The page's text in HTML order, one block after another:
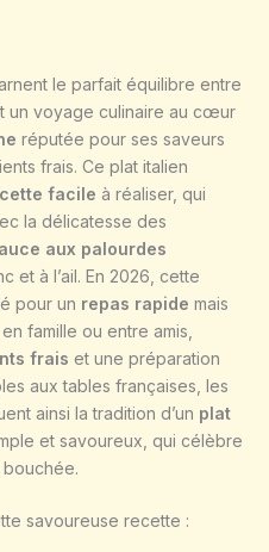
le parfait équilibre entre
un voyage culinaire au cœur
réputée pour ses saveurs
frais. Ce plat italien
facile à réaliser, qui
la délicatesse des
aux palourdes
et à l’ail. En 2026, cette
pour un repas rapide mais
famille ou entre amis,
frais et une préparation
aux tables françaises, les
ainsi la tradition d’un plat
et savoureux, qui célèbre
savoureuse recette :